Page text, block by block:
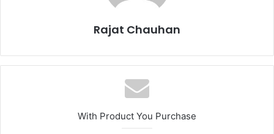
Rajat Chauhan
With Product You Purchase